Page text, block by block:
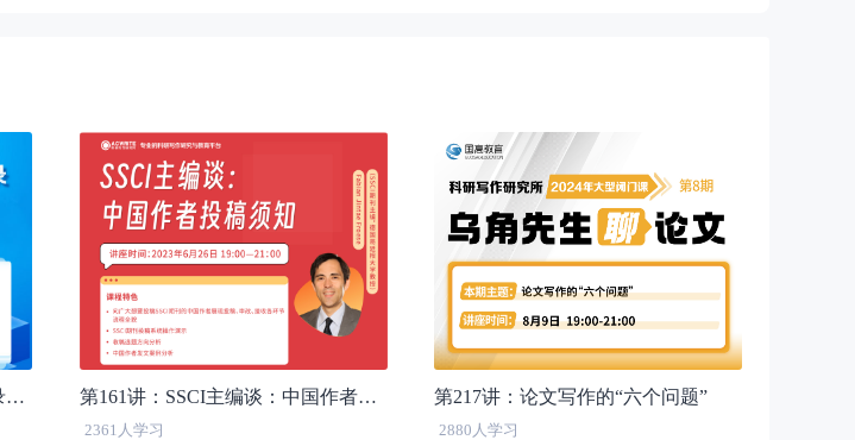
第30讲：新版CSSCI来源期刊目录与发文难度解析 第161讲：SSCI主编谈：中国作者投稿须知
2361人学习
第217讲：论文写作的“六个问题”
2880人学习